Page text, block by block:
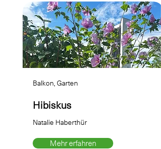
Balkon, Garten
Hibiskus
Natalie Haberthür
Mehr erfahren